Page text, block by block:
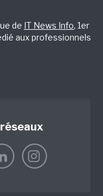
de IT News Info, 1er
aux professionnels